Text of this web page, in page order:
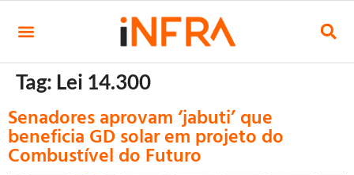
Tag: Lei 14.300
Senadores aprovam ‘jabuti’ que
beneficia GD solar em projeto do
Combustível do Futuro